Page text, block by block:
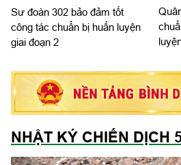
Sư đoàn 302 bảo đảm tốt
công tác chuẩn bị huấn luyện
giai đoạn 2
NHẬT KÝ CHIẾN DỊCH